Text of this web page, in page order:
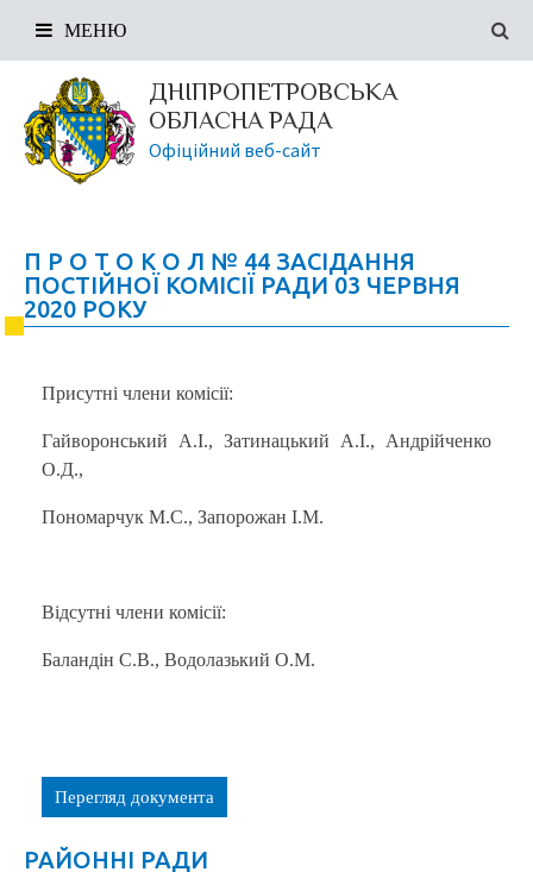
ДНІПРОПЕТРОВСЬКА
ОБЛАСНА РАДА
Офіційний веб-сайт
МЕНЮ
П Р О Т О К О Л № 44 ЗАСІДАННЯ
ПОСТІЙНОЇ КОМІСІЇ РАДИ 03 ЧЕРВНЯ
2020 РОКУ
Присутні члени комісії:
Гайворонський А.І., Затинацький А.І., Андрійченко
О.Д.,
Пономарчук М.С., Запорожан І.М.
Відсутні члени комісії:
Баландін С.В., Водолазький О.М.
Перегляд документа
РАЙОННІ РАДИ